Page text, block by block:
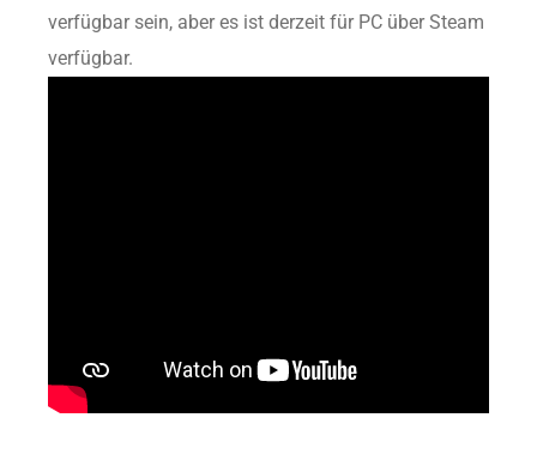
verfügbar sein, aber es ist derzeit für PC über Steam
verfügbar.